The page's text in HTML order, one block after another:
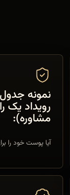
نمونه
رویداد یک
مشاوره):
آیا پوست خود را